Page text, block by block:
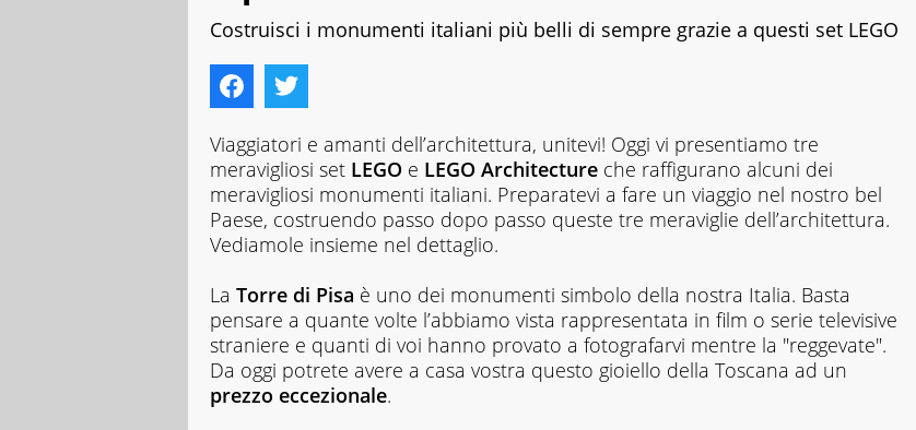
Costruisci i monumenti italiani più belli di sempre grazie a questi set LEGO
Viaggiatori e amanti dell’architettura, unitevi! Oggi vi presentiamo tre
meravigliosi set LEGO e LEGO Architecture che raffigurano alcuni dei
meravigliosi monumenti italiani. Preparatevi a fare un viaggio nel nostro bel
Paese, costruendo passo dopo passo queste tre meraviglie dell’architettura.
Vediamole insieme nel dettaglio.
La Torre di Pisa è uno dei monumenti simbolo della nostra Italia. Basta
pensare a quante volte l’abbiamo vista rappresentata in film o serie televisive
straniere e quanti di voi hanno provato a fotografarvi mentre la "reggevate".
Da oggi potrete avere a casa vostra questo gioiello della Toscana ad un
prezzo eccezionale.